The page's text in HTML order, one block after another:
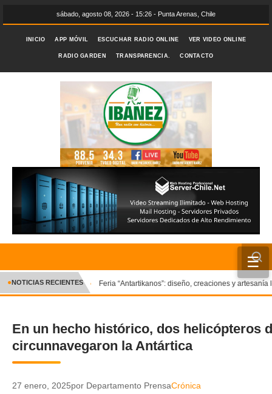
sábado, agosto 08, 2026 - 15:26 - Punta Arenas, Chile
INICIO APP MÓVIL ESCUCHAR RADIO ONLINE VER VIDEO ONLINE
RADIO GARDEN TRANSPARENCIA. CONTACTO
☰
INICIO
CRÓNICA
DEPORTES
ENTRETENIMIENTO Y CULTURA
POLICIAL
✕
●NOTICIAS RECIENTES Feria “Antartikanos”: diseño, creaciones y
En un hecho histórico, dos helicópteros
circunnavegaron la Antártica
27 enero, 2025por Departamento PrensaCrónica